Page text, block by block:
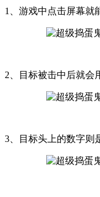
1、游戏中点击屏幕就
2、目标被击中后就会
3、目标头上的数字则